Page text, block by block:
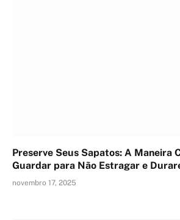
Preserve Seus Sapatos: A Maneira
Guardar para Não Estragar e
novembro 17, 2025